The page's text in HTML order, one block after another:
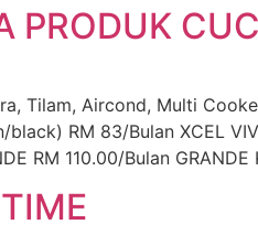
PRODUK
Tilam, Aircond, Multi
RM 83/Bulan XCEL
RM 110.00/Bulan